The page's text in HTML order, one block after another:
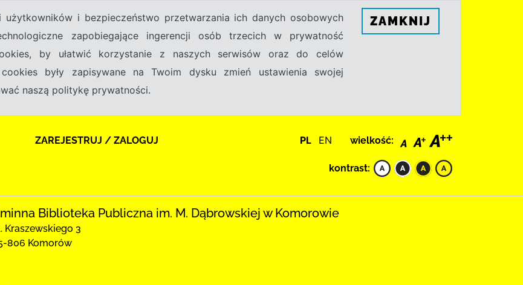
i bezpieczeństwo przetwarzania ich danych osobowych
zapobiegające ingerencji osób trzecich w prywatność
by ułatwić korzystanie z naszych serwisów oraz do celów
były zapisywane na Twoim dysku zmień ustawienia swojej
naszą politykę prywatności.
ZAMKNIJ
ZAREJESTRUJ / ZALOGUJ PL EN wielkość:
kontrast:
Biblioteka Publiczna im. M. Dąbrowskiej w Komorowie
Kraszewskiego 3
806 Komorów